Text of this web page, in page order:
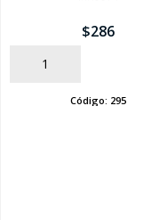
$286
AÑADIR
Código: 295